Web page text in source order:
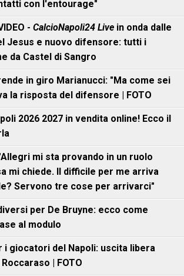
con l'entourage"
- CalcioNapoli24 Live in onda dalle
Jesus e nuovo difensore: tutti i
da Castel di Sangro
in giro Marianucci: "Ma come sei
la risposta del difensore | FOTO
2026 2027 in vendita online! Ecco il
mi sta provando in un ruolo
mi chiede. Il difficile per me arriva
Servono tre cose per arrivarci"
per De Bruyne: ecco come
al modulo
i giocatori del Napoli: uscita libera
| FOTO